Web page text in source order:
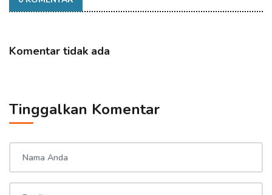
Komentar tidak ada
Tinggalkan Komentar